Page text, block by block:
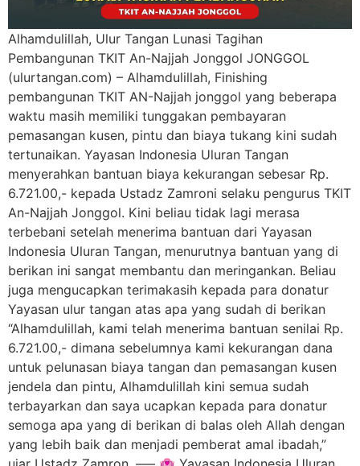
Alhamdulillah, Ulur Tangan Lunasi Tagihan
Pembangunan TKIT An-Najjah Jonggol JONGGOL
(ulurtangan.com) – Alhamdulillah, Finishing
pembangunan TKIT AN-Najjah jonggol yang beberapa
waktu masih memiliki tunggakan pembayaran
pemasangan kusen, pintu dan biaya tukang kini sudah
tertunaikan. Yayasan Indonesia Uluran Tangan
menyerahkan bantuan biaya kekurangan sebesar Rp.
6.721.00,- kepada Ustadz Zamroni selaku pengurus TKIT
An-Najjah Jonggol. Kini beliau tidak lagi merasa
terbebani setelah menerima bantuan dari Yayasan
Indonesia Uluran Tangan, menurutnya bantuan yang di
berikan ini sangat membantu dan meringankan. Beliau
juga mengucapkan terimakasih kepada para donatur
Yayasan ulur tangan atas apa yang sudah di berikan
“Alhamdulillah, kami telah menerima bantuan senilai Rp.
6.721.00,- dimana sebelumnya kami kekurangan dana
untuk pelunasan biaya tangan dan pemasangan kusen
jendela dan pintu, Alhamdulillah kini semua sudah
terbayarkan dan saya ucapkan kepada para donatur
semoga apa yang di berikan di balas oleh Allah dengan
yang lebih baik dan menjadi pemberat amal ibadah,”